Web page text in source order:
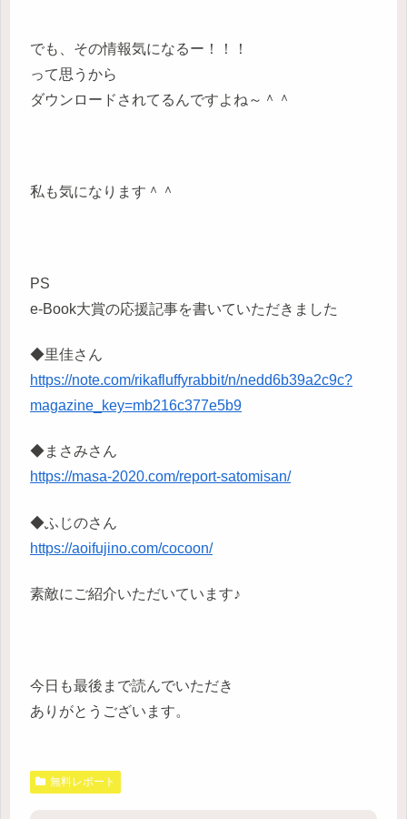
でも、その情報気になるー！！！
って思うから
ダウンロードされてるんですよね～＾＾
私も気になります＾＾
PS
e-Book大賞の応援記事を書いていただきました
◆里佳さん
https://note.com/rikafluffyrabbit/n/nedd6b39a2c9c?
magazine_key=mb216c377e5b9
◆まさみさん
https://masa-2020.com/report-satomisan/
◆ふじのさん
https://aoifujino.com/cocoon/
素敵にご紹介いただいています♪
今日も最後まで読んでいただき
ありがとうございます。
無料レポート